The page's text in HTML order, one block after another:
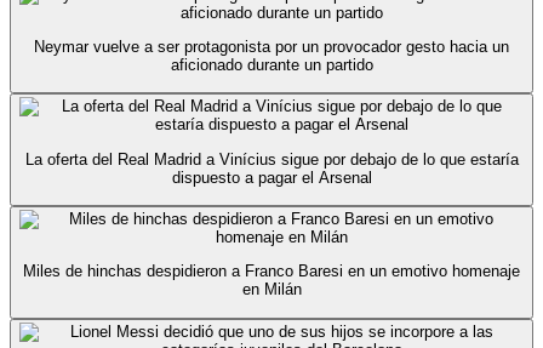
Neymar vuelve a ser protagonista por un provocador gesto hacia un
aficionado durante un partido
La oferta del Real Madrid a Vinícius sigue por debajo de lo que estaría
dispuesto a pagar el Arsenal
Miles de hinchas despidieron a Franco Baresi en un emotivo homenaje
en Milán